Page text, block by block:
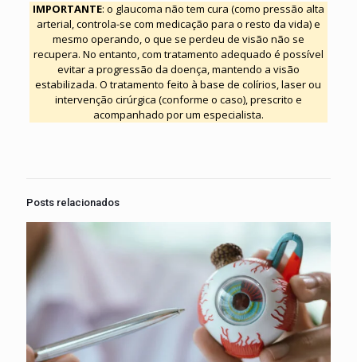
IMPORTANTE: o glaucoma não tem cura (como pressão alta
arterial, controla-se com medicação para o resto da vida) e
mesmo operando, o que se perdeu de visão não se
recupera. No entanto, com tratamento adequado é possível
evitar a progressão da doença, mantendo a visão
estabilizada. O tratamento feito à base de colírios, laser ou
intervenção cirúrgica (conforme o caso), prescrito e
acompanhado por um especialista.
Posts relacionados